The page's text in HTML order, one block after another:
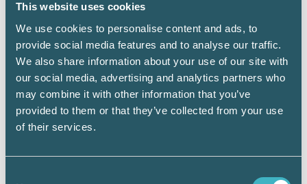
This website uses cookies
We use cookies to personalise content and ads, to
provide social media features and to analyse our traffic.
We also share information about your use of our site with
our social media, advertising and analytics partners who
may combine it with other information that you’ve
provided to them or that they’ve collected from your use
of their services.
och dess kunders verksamhet.
– Naturligtvis är det även så att branschen har
ett behov av utbildningar i
penningtvättsfrågor. Det gäller såväl ny
kunskap, som att hålla sig uppdaterad. Vi
håller högt tryck inom organisationen även på
den fronten. Med tunga experter knutna till
länsstyrelsen kommer vi att se resultat som